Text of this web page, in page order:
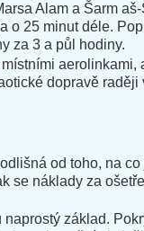
Alam a Šarm
o 25 minut déle.
za 3 a půl hodiny.
aerolinkami,
dopravě raději
od toho, na
se náklady za
naprostý základ.